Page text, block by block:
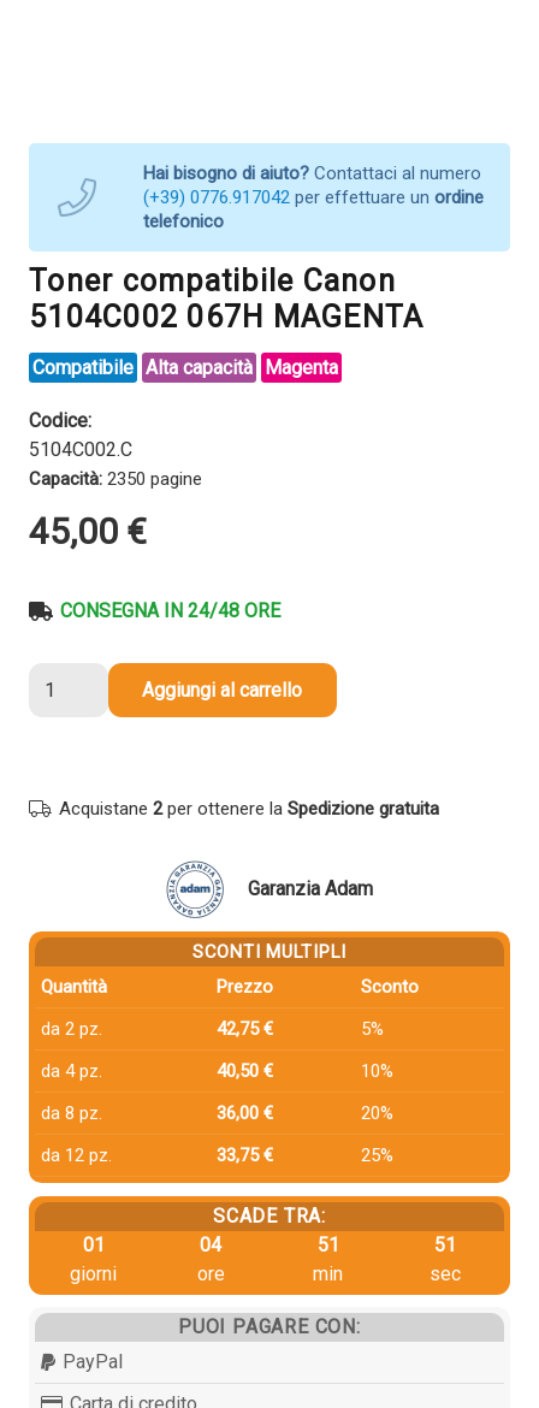
Hai bisogno di aiuto? Contattaci al numero
(+39) 0776.917042 per effettuare un ordine
telefonico
Toner compatibile Canon
5104C002 067H MAGENTA
Compatibile Alta capacità Magenta
Codice:
5104C002.C
Capacità: 2350 pagine
45,00 €
CONSEGNA IN 24/48 ORE
compatibile
MAGENTA
Aggiungi al carrello
Acquistane 2per ottenere la Spedizione gratuita
Garanzia Adam
SCONTI MULTIPLI
Quantità
Prezzo
Sconto
da 2 pz.
42,75 €
5%
da 4 pz.
40,50 €
10%
da 8 pz.
36,00 €
20%
da 12 pz.
33,75 € 25%
SCADE TRA:
01
giorni
04
ore
51
min
51
sec
PUOI PAGARE CON:
PayPal